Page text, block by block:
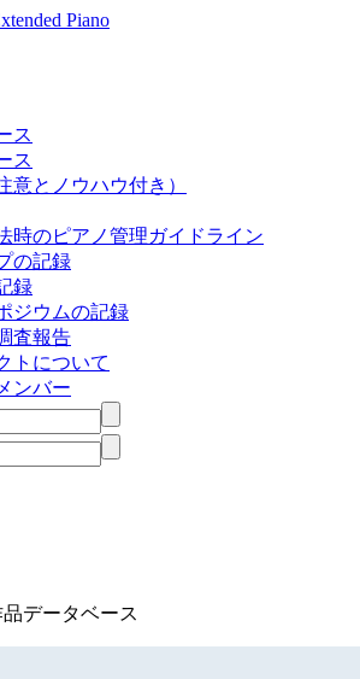
ス
ス
意とノウハウ付き）
時のピアノ管理ガイドライン
の記録
録
ジウムの記録
査報告
トについて
ンバー
データベース